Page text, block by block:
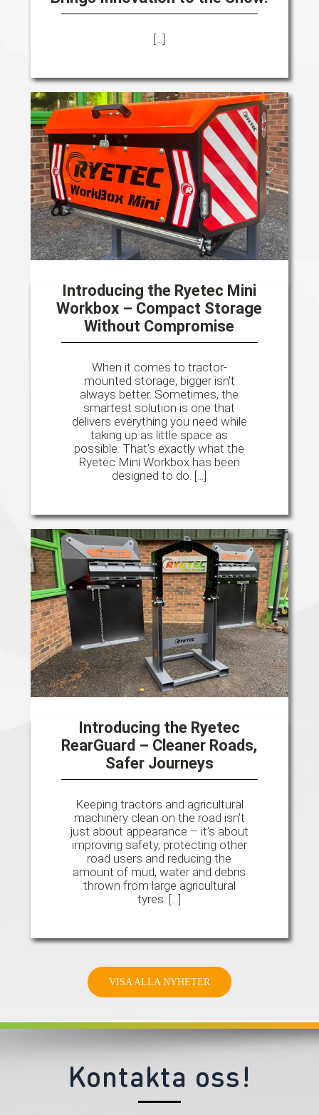
[...]
Introducing the Ryetec Mini
Workbox – Compact Storage
Without Compromise
When it comes to tractor-
mounted storage, bigger isn't
always better. Sometimes, the
smartest solution is one that
delivers everything you need while
taking up as little space as
possible. That's exactly what the
Ryetec Mini Workbox has been
designed to do. [...]
Introducing the Ryetec
RearGuard – Cleaner Roads,
Safer Journeys
Keeping tractors and agricultural
machinery clean on the road isn't
just about appearance – it's about
improving safety, protecting other
road users and reducing the
amount of mud, water and debris
thrown from large agricultural
tyres. [...]
VISA ALLA NYHETER
Kontakta oss!